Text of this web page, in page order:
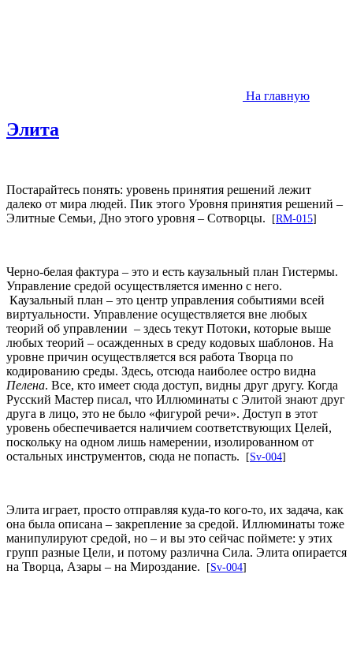
На главную
Элита
Постарайтесь понять: уровень принятия решений лежит
далеко от мира людей. Пик этого Уровня принятия решений –
Элитные Семьи, Дно этого уровня – Сотворцы.
[RM-015]
Черно-белая фактура – это и есть каузальный план Гистермы.
Управление средой осуществляется именно с него.
Каузальный план – это центр управления событиями всей
виртуальности. Управление осуществляется вне любых
теорий об управлении – здесь текут Потоки, которые выше
любых теорий – осажденных в среду кодовых шаблонов. На
уровне причин осуществляется вся работа Творца по
кодированию среды. Здесь, отсюда наиболее остро видна
Пелена. Все, кто имеет сюда доступ, видны друг другу. Когда
Русский Мастер писал, что Иллюминаты с Элитой знают друг
друга в лицо, это не было «фигурой речи». Доступ в этот
уровень обеспечивается наличием соответствующих Целей,
поскольку на одном лишь намерении, изолированном от
остальных инструментов, сюда не попасть.
[Sv-004]
Элита играет, просто отправляя куда-то кого-то, их задача, как
она была описана – закрепление за средой. Иллюминаты тоже
манипулируют средой, но – и вы это сейчас поймете: у этих
групп разные Цели, и потому различна Сила. Элита опирается
на Творца, Азары – на Мироздание.
[Sv-004]